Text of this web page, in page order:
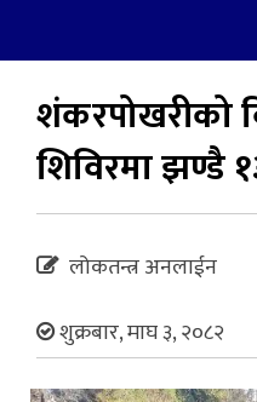
शंकरपोखरीको
शिविरमा झण्डै
लोकतन्त्र अनलाईन
शुक्रबार, माघ ३, २०८२